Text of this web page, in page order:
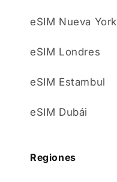
eSIM Nueva York
eSIM Londres
eSIM Estambul
eSIM Dubái
Regiones